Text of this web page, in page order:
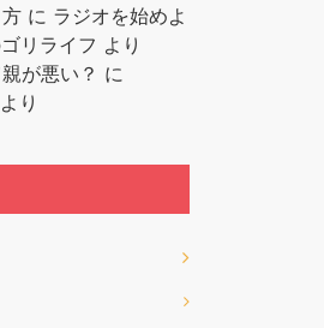
に ラジオを始めよ
リライフ より
が悪い？ に
より